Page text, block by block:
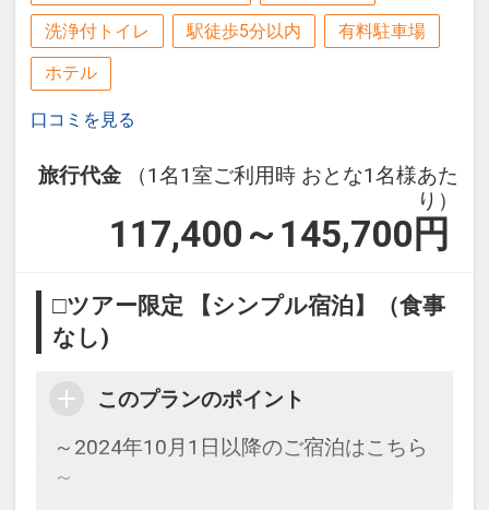
洗浄付トイレ 駅徒歩5分以内 有料駐車場
ホテル
口コミを見る
旅行代金
（1名1室ご利用時 おとな1名様あた
り）
117,400～145,700 円
□ツアー限定 【シンプル宿泊】（食事
なし)
このプランのポイント
～2024年10月1日以降のご宿泊はこちら
～